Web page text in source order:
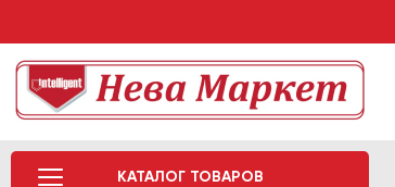
КАТАЛОГ ТОВАРОВ